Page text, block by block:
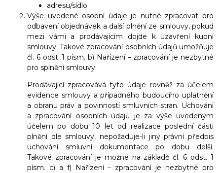
adresu/sídlo
Výše uvedené osobní údaje je nutné zpracovat pro
odbavení objednávek a další plnění ze smlouvy, pokud
mezi vámi a prodávajícím dojde k uzavření kupní
smlouvy. Takové zpracování osobních údajů umožňuje
čl. 6 odst. 1 písm. b) Nařízení – zpracování je nezbytné
pro splnění smlouvy.
Prodávající zpracovává tyto údaje rovněž za účelem
evidence smlouvy a případného budoucího uplatnění
a obranu práv a povinností smluvních stran. Uchování
a zpracování osobních údajů je za výše uvedeným
účelem po dobu 10 let od realizace poslední části
plnění dle smlouvy, nepožaduje-li jiný právní předpis
uchování smluvní dokumentace po dobu delší.
Takové zpracování je možné na základě čl. 6 odst. 1
písm. c) a f) Nařízení – zpracování je nezbytné pro